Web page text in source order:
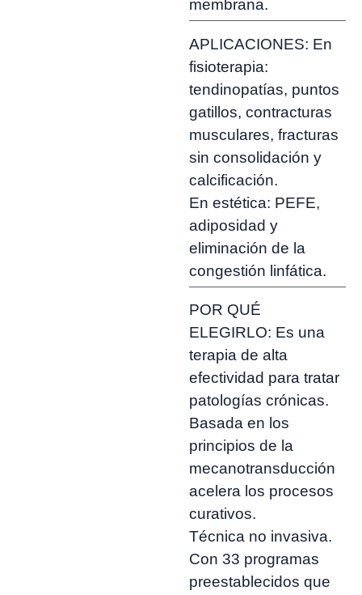
membrana.
APLICACIONES: En
fisioterapia:
tendinopatías, puntos
gatillos, contracturas
musculares, fracturas
sin consolidación y
calcificación.
En estética: PEFE,
adiposidad y
eliminación de la
congestión linfática.
POR QUÉ
ELEGIRLO: Es una
terapia de alta
efectividad para tratar
patologías crónicas.
Basada en los
principios de la
mecanotransducción
acelera los procesos
curativos.
Técnica no invasiva.
Con 33 programas
preestablecidos que